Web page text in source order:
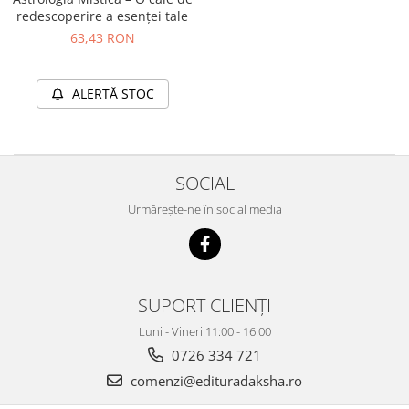
redescoperire a esenței tale
63,43 RON
ALERTĂ STOC
SOCIAL
Urmărește-ne în social media
SUPORT CLIENȚI
Luni - Vineri 11:00 - 16:00
0726 334 721
comenzi@edituradaksha.ro